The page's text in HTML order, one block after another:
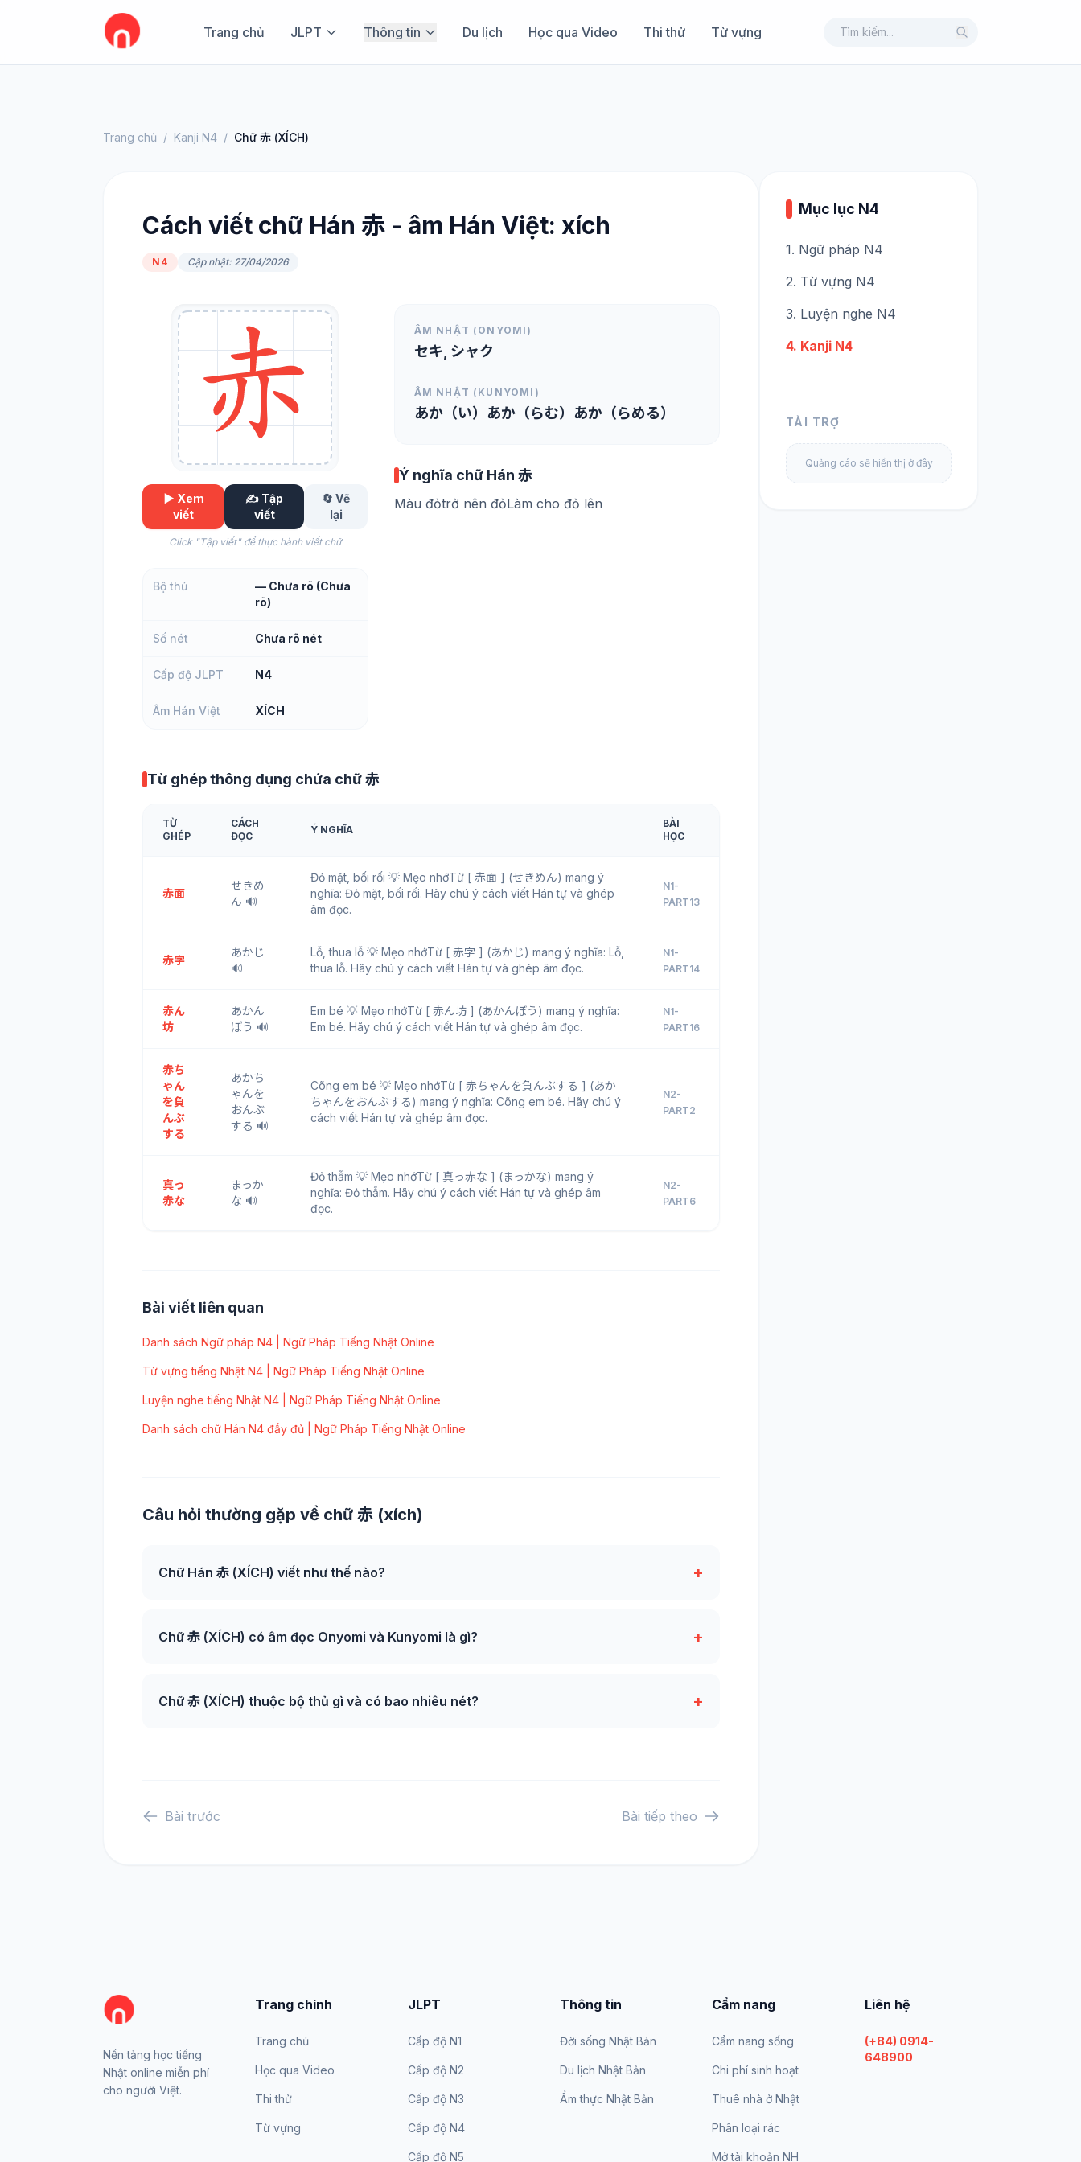
Trang chủ JLPT Thông tin Du lịch Học qua Video Thi thử Từ vựng
Trang chủ / Kanji N4 / Chữ 赤 (XÍCH)
Cách viết chữ Hán 赤 - âm Hán Việt: xích
N4 Cập nhật: 27/04/2026
▶️ Xem
viết
✍️ Tập
viết
🔄 Vẽ
lại
Click "Tập viết" để thực hành viết chữ
Bộ thủ
— Chưa rõ (Chưa
rõ)
Số nét Chưa rõ nét
Cấp độ JLPT N4
Âm Hán Việt XÍCH
ÂM NHẬT (ONYOMI)
セキ, シャク
ÂM NHẬT (KUNYOMI)
あか（い）あか（らむ）あか（らめる）
Ý nghĩa chữ Hán 赤
Màu đỏtrở nên đỏLàm cho đỏ lên
Từ ghép thông dụng chứa chữ 赤
TỪ
GHÉP
CÁCH
ĐỌC
Ý NGHĨA
BÀI
HỌC
赤面
せきめ
ん 🔊
Đỏ mặt, bối rối 💡 Mẹo nhớTừ [ 赤面 ] (せきめん) mang ý
nghĩa: Đỏ mặt, bối rối. Hãy chú ý cách viết Hán tự và ghép
âm đọc.
N1-
PART13
赤字
あかじ
🔊
Lỗ, thua lỗ 💡 Mẹo nhớTừ [ 赤字 ] (あかじ) mang ý nghĩa: Lỗ,
thua lỗ. Hãy chú ý cách viết Hán tự và ghép âm đọc.
N1-
PART14
赤ん
坊
あかん
ぼう 🔊
Em bé 💡 Mẹo nhớTừ [ 赤ん坊 ] (あかんぼう) mang ý nghĩa:
Em bé. Hãy chú ý cách viết Hán tự và ghép âm đọc.
N1-
PART16
赤ち
ゃん
を負
んぶ
する
あかち
ゃんを
おんぶ
する 🔊
Cõng em bé 💡 Mẹo nhớTừ [ 赤ちゃんを負んぶする ] (あか
ちゃんをおんぶする) mang ý nghĩa: Cõng em bé. Hãy chú ý
cách viết Hán tự và ghép âm đọc.
N2-
PART2
真っ
赤な
まっか
な 🔊
Đỏ thẫm 💡 Mẹo nhớTừ [ 真っ赤な ] (まっかな) mang ý
nghĩa: Đỏ thẫm. Hãy chú ý cách viết Hán tự và ghép âm
đọc.
N2-
PART6
Bài viết liên quan
Danh sách Ngữ pháp N4 | Ngữ Pháp Tiếng Nhật Online
Từ vựng tiếng Nhật N4 | Ngữ Pháp Tiếng Nhật Online
Luyện nghe tiếng Nhật N4 | Ngữ Pháp Tiếng Nhật Online
Danh sách chữ Hán N4 đầy đủ | Ngữ Pháp Tiếng Nhật Online
Câu hỏi thường gặp về chữ 赤 (xích)
Chữ Hán 赤 (XÍCH) viết như thế nào? +
Chữ 赤 (XÍCH) có âm đọc Onyomi và Kunyomi là gì? +
Chữ 赤 (XÍCH) thuộc bộ thủ gì và có bao nhiêu nét? +
Bài trước Bài tiếp theo
Mục lục N4
1. Ngữ pháp N4
2. Từ vựng N4
3. Luyện nghe N4
4. Kanji N4
TÀI TRỢ
Quảng cáo sẽ hiển thị ở đây
Nền tảng học tiếng
Nhật online miễn phí
cho người Việt.
Trang chính
Trang chủ
Học qua Video
Thi thử
Từ vựng
JLPT
Cấp độ N1
Cấp độ N2
Cấp độ N3
Cấp độ N4
Cấp độ N5
Thông tin
Đời sống Nhật Bản
Du lịch Nhật Bản
Ẩm thực Nhật Bản
Cẩm nang
Cẩm nang sống
Chi phí sinh hoạt
Thuê nhà ở Nhật
Phân loại rác
Mở tài khoản NH
Liên hệ
(+84) 0914-
648900